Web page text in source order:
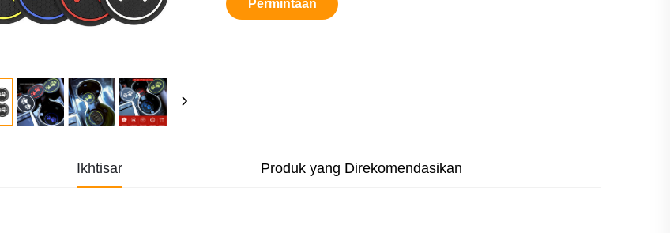
Permintaan
Ikhtisar Produk yang Direkomendasikan